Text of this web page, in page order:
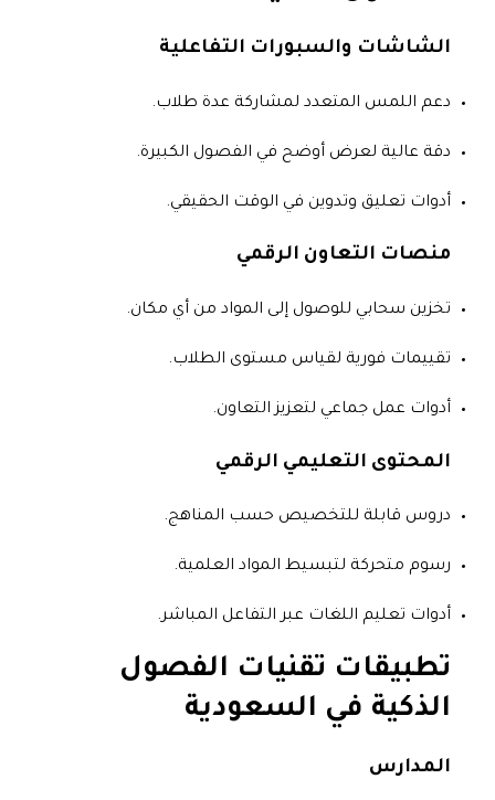
الشاشات والسبورات التفاعلية
دعم اللمس المتعدد لمشاركة عدة طلاب.
دقة عالية لعرض أوضح في الفصول الكبيرة.
أدوات تعليق وتدوين في الوقت الحقيقي.
منصات التعاون الرقمي
تخزين سحابي للوصول إلى المواد من أي مكان.
تقييمات فورية لقياس مستوى الطلاب.
أدوات عمل جماعي لتعزيز التعاون.
المحتوى التعليمي الرقمي
دروس قابلة للتخصيص حسب المناهج.
رسوم متحركة لتبسيط المواد العلمية.
أدوات تعليم اللغات عبر التفاعل المباشر.
تطبيقات تقنيات الفصول
الذكية في السعودية
المدارس